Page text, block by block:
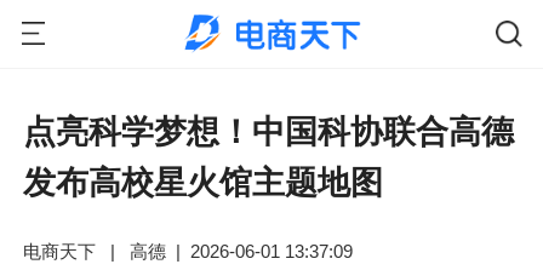
点亮科学梦想！中国科协联合高德
发布高校星火馆主题地图
电商天下 | 高德 | 2026-06-01 13:37:09